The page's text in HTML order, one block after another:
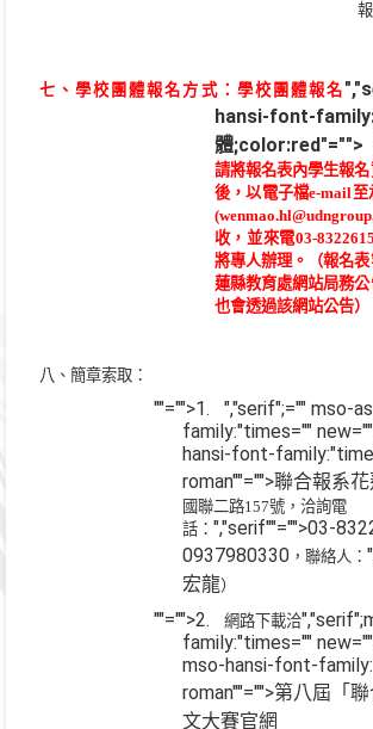
七、學校團體報名方式：學校團體報名
hansi-font-
體;color:red"="">
請將報名表內學生報
後，以電子檔e-mail至
(
收，並來電03-8322615
將專人辦理。（報名
蓮縣教育處網站局務
也會透過該網站公告）
八、簡章索取：
""="">1.
","serif";="" mso-
family:"times=""
hansi-font-
roman""="">聯合報系
國聯二路157號，洽詢電
話： ","serif""="">03-
0937980330 ，聯絡人：
宏龍）
""="">2. 網路下載洽
family:"times=""
mso-hansi-font-
roman""="">第八屆「
文大賽官網